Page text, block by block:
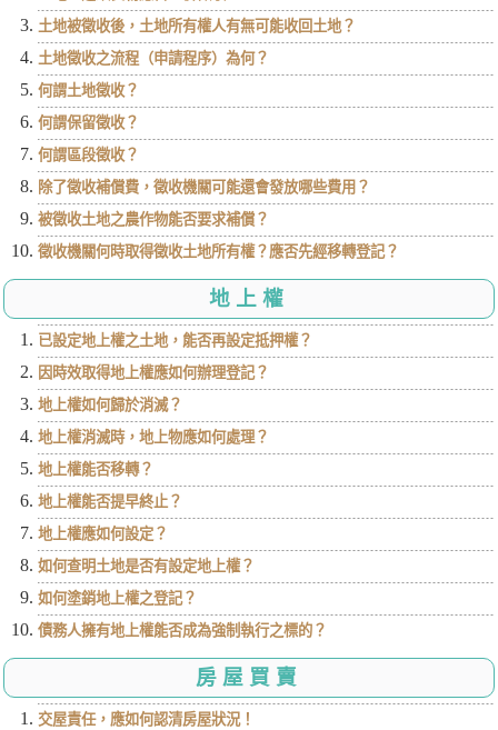
土地被徵收後，土地所有權人有無可能收回土地？
土地徵收之流程（申請程序）為何？
何謂土地徵收？
何謂保留徵收？
何謂區段徵收？
除了徵收補償費，徵收機關可能還會發放哪些費用？
被徵收土地之農作物能否要求補償？
徵收機關何時取得徵收土地所有權？應否先經移轉登記？
地上權
已設定地上權之土地，能否再設定抵押權？
因時效取得地上權應如何辦理登記？
地上權如何歸於消滅？
地上權消滅時，地上物應如何處理？
地上權能否移轉？
地上權能否提早終止？
地上權應如何設定？
如何查明土地是否有設定地上權？
如何塗銷地上權之登記？
債務人擁有地上權能否成為強制執行之標的？
房屋買賣
交屋責任，應如何認清房屋狀況！